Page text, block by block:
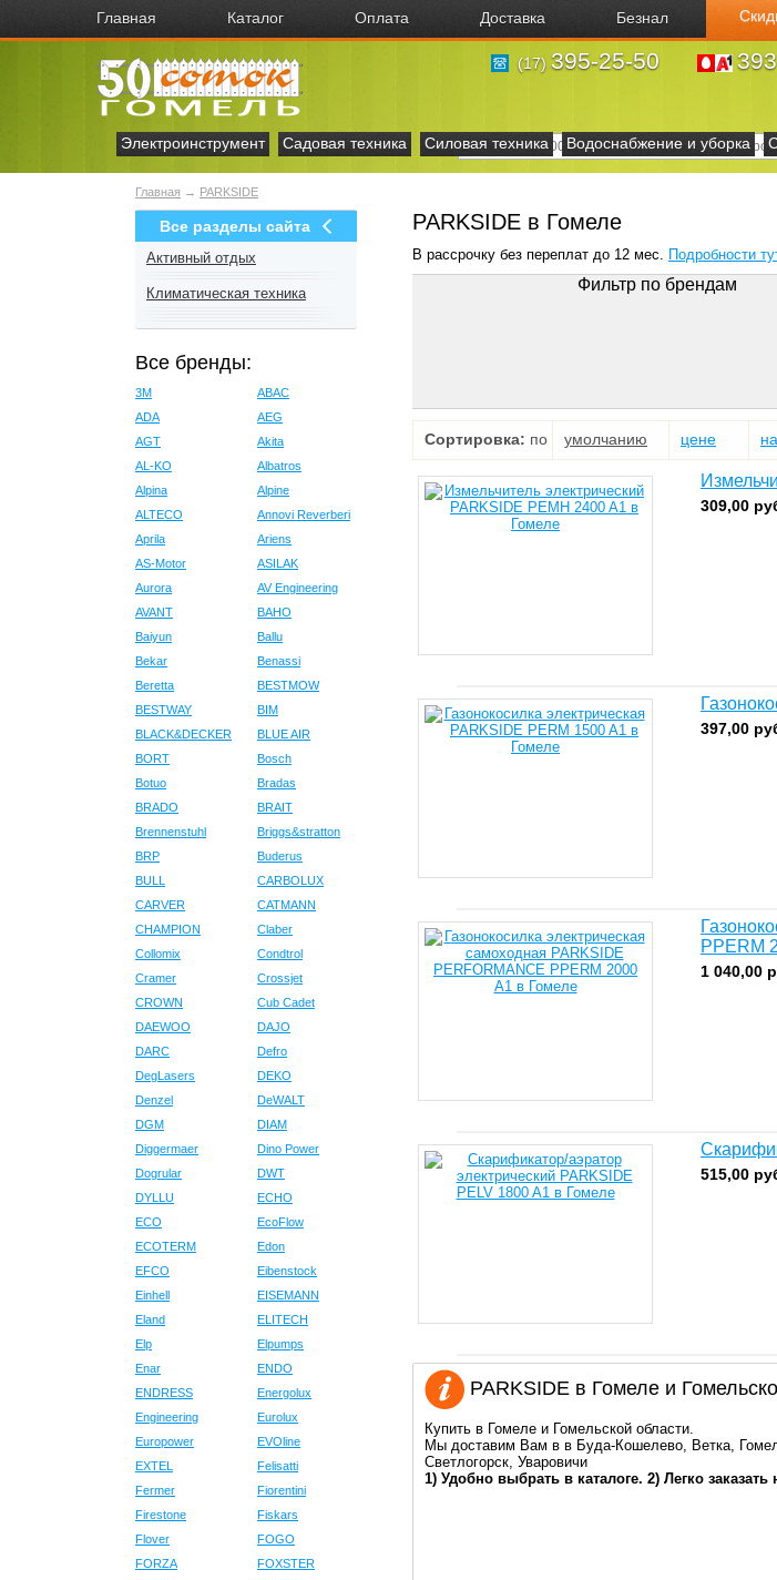
Главная Каталог Оплата Доставка Безнал
(17) 395-25-50
Электроинструмент Садовая техника Силовая техника Водоснабжение и уборка
Главная → PARKSIDE
Все разделы сайта
Активный отдых
Климатическая техника
Все бренды:
3M
ABAC
ADA
AEG
AGT
Akita
AL-KO
Albatros
Alpina
Alpine
ALTECO
Annovi Reverberi
Aprila
Ariens
AS-Motor
ASILAK
Aurora
AV Engineering
AVANT
BAHO
Baiyun
Ballu
Bekar
Benassi
Beretta
BESTMOW
BESTWAY
BIM
BLACK&DECKER
BLUE AIR
BORT
Bosch
Botuo
Bradas
BRADO
BRAIT
Brennenstuhl
Briggs&stratton
BRP
Buderus
BULL
CARBOLUX
CARVER
CATMANN
CHAMPION
Claber
Collomix
Condtrol
Cramer
Crossjet
CROWN
Cub Cadet
DAEWOO
DAJO
DARC
Defro
DegLasers
DEKO
Denzel
DeWALT
DGM
DIAM
Diggermaer
Dino Power
Dogrular
DWT
DYLLU
ECHO
ECO
EcoFlow
ECOTERM
Edon
EFCO
Eibenstock
Einhell
EISEMANN
Eland
ELITECH
Elp
Elpumps
Enar
ENDO
ENDRESS
Energolux
Engineering
Eurolux
Europower
EVOline
EXTEL
Felisatti
Fermer
Fiorentini
Firestone
Fiskars
Flover
FOGO
FORZA
FOXSTER
PARKSIDE в Гомеле
В рассрочку без переплат до 12 мес. Подробности
Фильтр по брендам
Сортировка: по умолчанию цене
309,00
397,00
PPERM
1 040,00
515,00
PARKSIDE в Гомеле и
Купить в Гомеле и Гомельской области.
Мы доставим Вам в в Буда-Кошелево, Ветка,
Светлогорск, Уваровичи
1) Удобно выбрать в каталоге. 2) Легко